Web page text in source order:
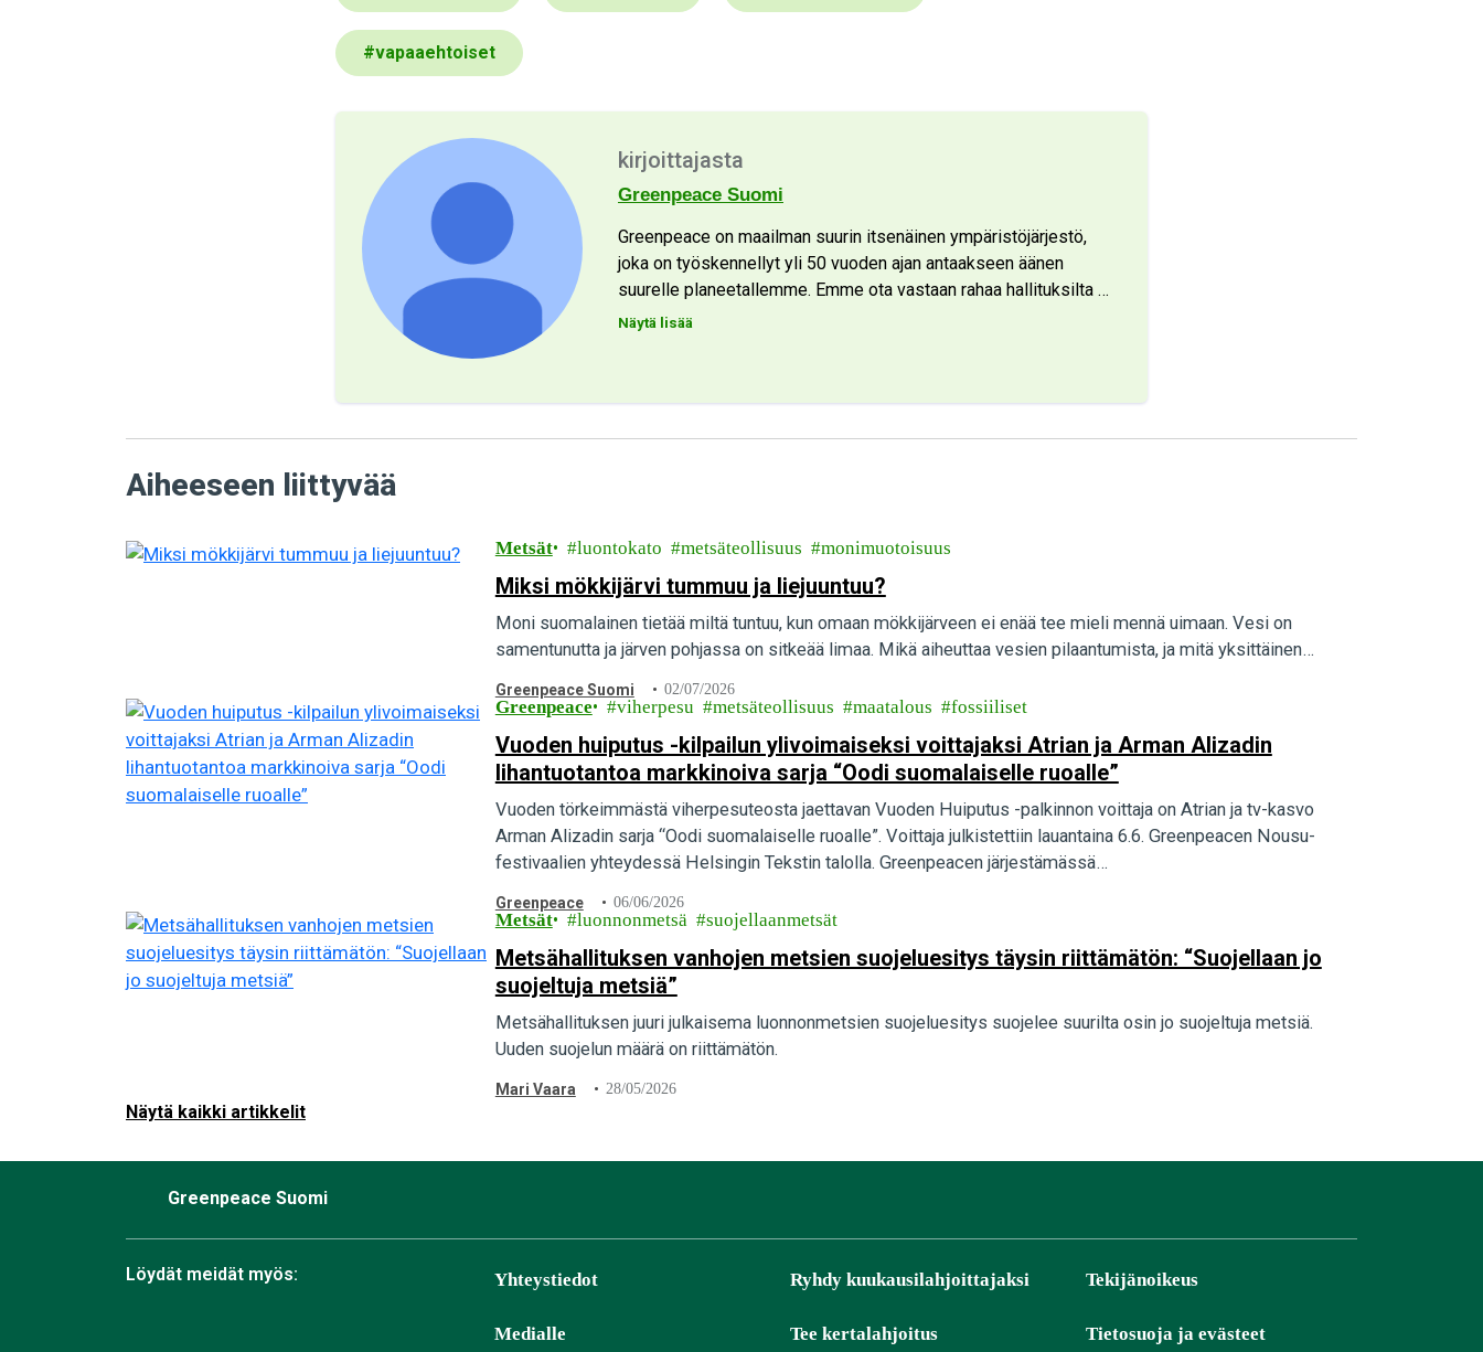
#vapaaehtoiset
kirjoittajasta
Greenpeace Suomi
Greenpeace on maailman suurin itsenäinen ympäristöjärjestö,
joka on työskennellyt yli 50 vuoden ajan antaakseen äänen
suurelle planeetallemme. Emme ota vastaan rahaa hallituksilta …
Näytä lisää
Aiheeseen liittyvää
Metsät luontokato metsäteollisuus monimuotoisuus
Miksi mökkijärvi tummuu ja liejuuntuu?
Moni suomalainen tietää miltä tuntuu, kun omaan mökkijärveen ei enää tee mieli mennä uimaan. Vesi on
samentunutta ja järven pohjassa on sitkeää limaa. Mikä aiheuttaa vesien pilaantumista, ja mitä yksittäinen…
Greenpeace Suomi 02/07/2026
Greenpeace viherpesu metsäteollisuus maatalous fossiiliset
Vuoden huiputus -kilpailun ylivoimaiseksi voittajaksi Atrian ja Arman Alizadin
lihantuotantoa markkinoiva sarja “Oodi suomalaiselle ruoalle”
Vuoden törkeimmästä viherpesuteosta jaettavan Vuoden Huiputus -palkinnon voittaja on Atrian ja tv-kasvo
Arman Alizadin sarja “Oodi suomalaiselle ruoalle”. Voittaja julkistettiin lauantaina 6.6. Greenpeacen Nousu-
festivaalien yhteydessä Helsingin Tekstin talolla. Greenpeacen järjestämässä…
Greenpeace 06/06/2026
Metsät luonnonmetsä suojellaanmetsät
Metsähallituksen vanhojen metsien suojeluesitys täysin riittämätön: “Suojellaan jo
suojeltuja metsiä”
Metsähallituksen juuri julkaisema luonnonmetsien suojeluesitys suojelee suurilta osin jo suojeltuja metsiä.
Uuden suojelun määrä on riittämätön.
Mari Vaara 28/05/2026
Näytä kaikki artikkelit
Greenpeace Suomi
Löydät meidät myös: Yhteystiedot
Medialle
Ryhdy kuukausilahjoittajaksi
Tee kertalahjoitus
Tekijänoikeus
Tietosuoja ja evästeet